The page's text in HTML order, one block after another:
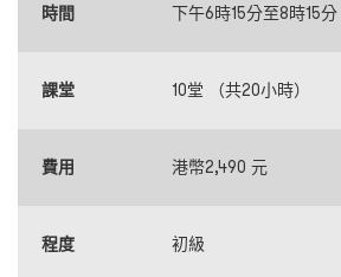
時間 下午6時15分至8時15分
課堂 10堂 （共20小時）
費用 港幣2,490 元
程度 初級